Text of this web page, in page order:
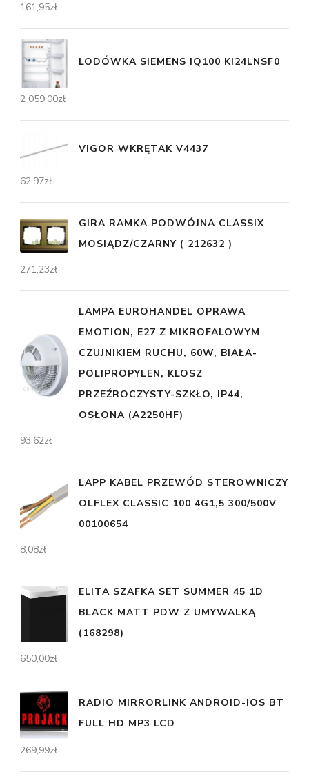
161,95zł
LODÓWKA SIEMENS IQ100 KI24LNSF0
2 059,00zł
VIGOR WKRĘTAK V4437
62,97zł
GIRA RAMKA PODWÓJNA CLASSIX
MOSIĄDZ/CZARNY ( 212632 )
271,23zł
LAMPA EUROHANDEL OPRAWA
EMOTION, E27 Z MIKROFALOWYM
CZUJNIKIEM RUCHU, 60W, BIAŁA-
POLIPROPYLEN, KLOSZ
PRZEŹROCZYSTY-SZKŁO, IP44,
OSŁONA (A2250HF)
93,62zł
LAPP KABEL PRZEWÓD STEROWNICZY
OLFLEX CLASSIC 100 4G1,5 300/500V
00100654
8,08zł
ELITA SZAFKA SET SUMMER 45 1D
BLACK MATT PDW Z UMYWALKĄ
(168298)
650,00zł
RADIO MIRRORLINK ANDROID-IOS BT
FULL HD MP3 LCD
269,99zł